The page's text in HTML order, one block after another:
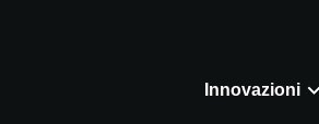
Innovazioni